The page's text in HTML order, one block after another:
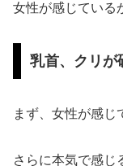
女性が感じている
乳首、クリが
まず、女性が感じ
さらに本気で感じ